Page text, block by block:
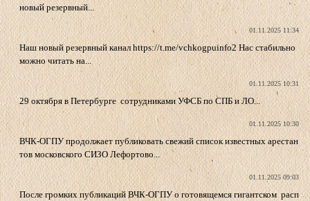
новый резервный...
01.11.2025 11:34
Наш новый резервный канал https://t.me/vchkogpuinfo2 Нас стабильно
можно читать на...
01.11.2025 10:31
29 октября в Петербурге сотрудниками УФСБ по СПБ и ЛО...
01.11.2025 10:30
ВЧК-ОГПУ продолжает публиковать свежий список известных арестан
тов московского СИЗО Лефортово...
01.11.2025 09:03
После громких публикаций ВЧК-ОГПУ о готовящемся гигантском расп